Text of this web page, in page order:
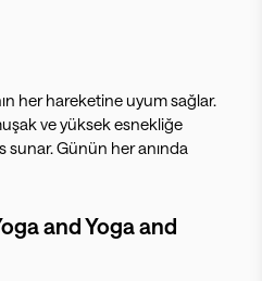
her hareketine uyum sağlar.
ve yüksek esnekliğe
sunar. Günün her anında
and Yoga and